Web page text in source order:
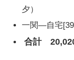
夕）
一関―自宅
合計